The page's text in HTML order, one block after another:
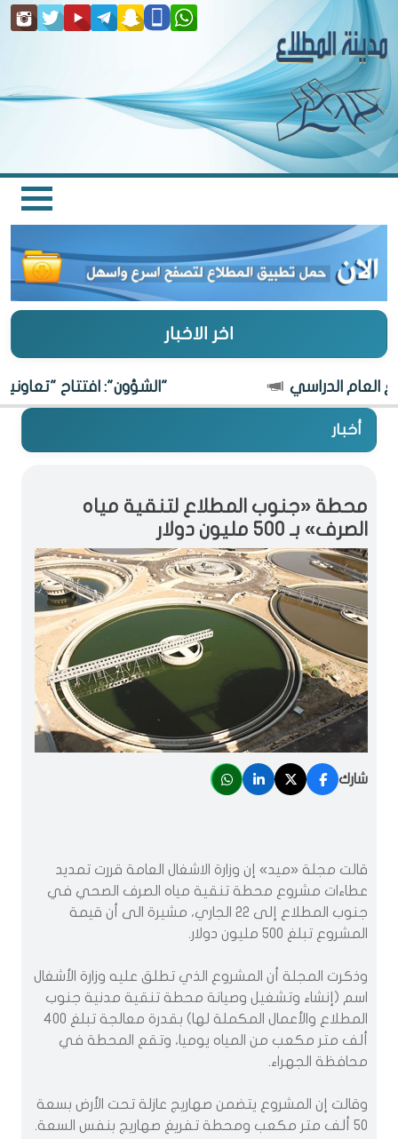
اخر الاخبار
"الشؤون": افتتاح "تعاونية
أخبار
محطة «جنوب المطلاع لتنقية مياه
الصرف» بـ 500 مليون دولار
شارك
قالت مجلة «ميد» إن وزارة الاشغال العامة قررت تمديد
عطاءات مشروع محطة تنقية مياه الصرف الصحي في
جنوب المطلاع إلى 22 الجاري، مشيرة الى أن قيمة
المشروع تبلغ 500 مليون دولار.
وذكرت المجلة أن المشروع الذي تطلق عليه وزارة الأشغال
اسم (إنشاء وتشغيل وصيانة محطة تنقية مدنية جنوب
المطلاع والأعمال المكملة لها) بقدرة معالجة تبلغ 400
ألف متر مكعب من المياه يوميا، وتقع المحطة في
محافظة الجهراء.
وقالت إن المشروع يتضمن صهاريج عازلة تحت الأرض بسعة
50 ألف متر مكعب ومحطة تفريغ صهاريج بنفس السعة.